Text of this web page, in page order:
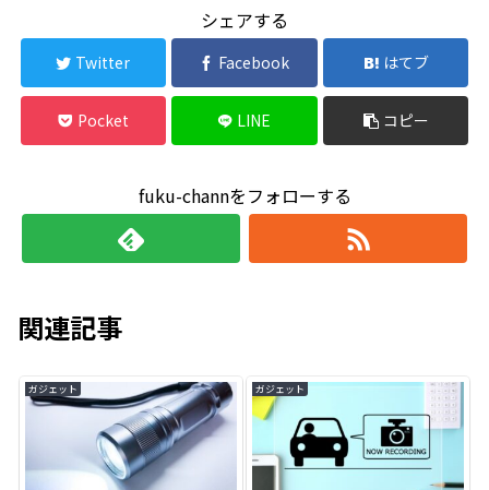
シェアする
Twitter Facebook はてブ
Pocket LINE コピー
fuku-channをフォローする
関連記事
ガジェット ガジェット